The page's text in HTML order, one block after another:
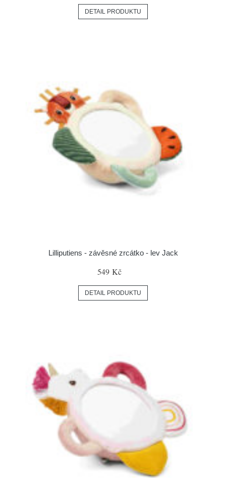
DETAIL PRODUKTU
Lilliputiens - závěsné zrcátko - lev Jack
549 Kč
DETAIL PRODUKTU